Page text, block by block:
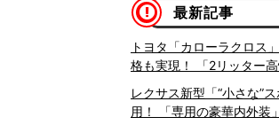
最新記事
トヨタ「カローラクロス
格も実現！ 「2リッター
レクサス新型「“小さな”
用！ 「専用の豪華内外装